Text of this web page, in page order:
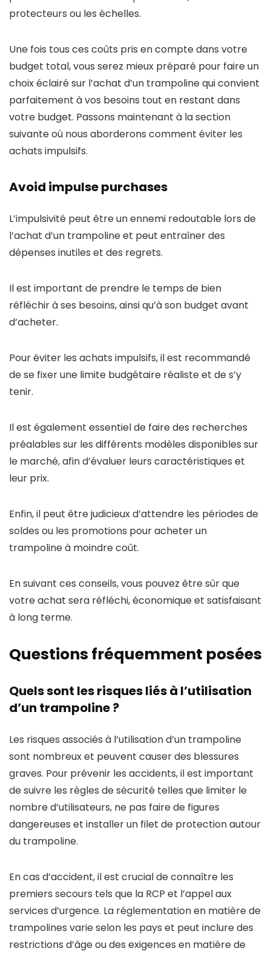
protecteurs ou les échelles.
Une fois tous ces coûts pris en compte dans votre
budget total, vous serez mieux préparé pour faire un
choix éclairé sur l’achat d’un trampoline qui convient
parfaitement à vos besoins tout en restant dans
votre budget. Passons maintenant à la section
suivante où nous aborderons comment éviter les
achats impulsifs.
Avoid impulse purchases
L’impulsivité peut être un ennemi redoutable lors de
l’achat d’un trampoline et peut entraîner des
dépenses inutiles et des regrets.
Il est important de prendre le temps de bien
réfléchir à ses besoins, ainsi qu’à son budget avant
d’acheter.
Pour éviter les achats impulsifs, il est recommandé
de se fixer une limite budgétaire réaliste et de s’y
tenir.
Il est également essentiel de faire des recherches
préalables sur les différents modèles disponibles sur
le marché, afin d’évaluer leurs caractéristiques et
leur prix.
Enfin, il peut être judicieux d’attendre les périodes de
soldes ou les promotions pour acheter un
trampoline à moindre coût.
En suivant ces conseils, vous pouvez être sûr que
votre achat sera réfléchi, économique et satisfaisant
à long terme.
Questions fréquemment posées
Quels sont les risques liés à l’utilisation
d’un trampoline ?
Les risques associés à l’utilisation d’un trampoline
sont nombreux et peuvent causer des blessures
graves. Pour prévenir les accidents, il est important
de suivre les règles de sécurité telles que limiter le
nombre d’utilisateurs, ne pas faire de figures
dangereuses et installer un filet de protection autour
du trampoline.
En cas d’accident, il est crucial de connaître les
premiers secours tels que la RCP et l’appel aux
services d’urgence. La réglementation en matière de
trampolines varie selon les pays et peut inclure des
restrictions d’âge ou des exigences en matière de